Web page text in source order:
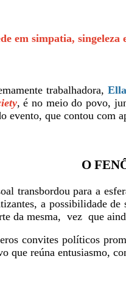
em simpatia,
trabalhadora,
, é no meio do povo,
evento, que contou com
O
transbordou para a
a possibilidade
da mesma, vez que
convites políticos
reúna entusiasmo,